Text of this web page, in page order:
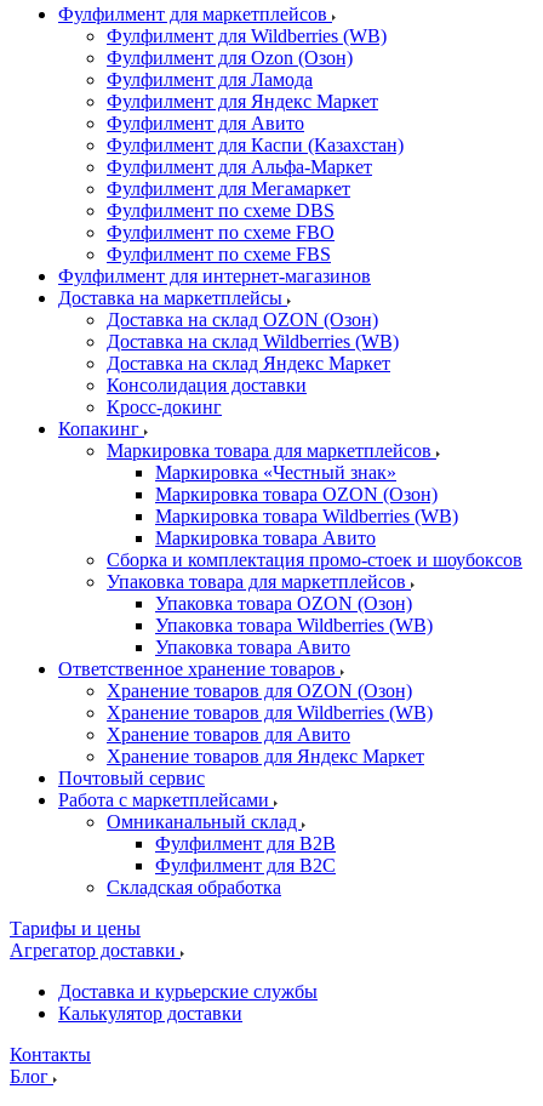
Фулфилмент для маркетплейсов
Фулфилмент для Wildberries (WB)
Фулфилмент для Ozon (Озон)
Фулфилмент для Ламода
Фулфилмент для Яндекс Маркет
Фулфилмент для Авито
Фулфилмент для Каспи (Казахстан)
Фулфилмент для Альфа-Маркет
Фулфилмент для Мегамаркет
Фулфилмент по схеме DBS
Фулфилмент по схеме FBO
Фулфилмент по схеме FBS
Фулфилмент для интернет-магазинов
Доставка на маркетплейсы
Доставка на склад OZON (Озон)
Доставка на склад Wildberries (WB)
Доставка на склад Яндекс Маркет
Консолидация доставки
Кросс-докинг
Копакинг
Маркировка товара для маркетплейсов
Маркировка «Честный знак»
Маркировка товара OZON (Озон)
Маркировка товара Wildberries (WB)
Маркировка товара Авито
Сборка и комплектация промо-стоек и шоубоксов
Упаковка товара для маркетплейсов
Упаковка товара OZON (Озон)
Упаковка товара Wildberries (WB)
Упаковка товара Авито
Ответственное хранение товаров
Хранение товаров для OZON (Озон)
Хранение товаров для Wildberries (WB)
Хранение товаров для Авито
Хранение товаров для Яндекс Маркет
Почтовый сервис
Работа с маркетплейсами
Омниканальный склад
Фулфилмент для B2B
Фулфилмент для B2C
Складская обработка
Тарифы и цены
Агрегатор доставки
Доставка и курьерские службы
Калькулятор доставки
Контакты
Блог